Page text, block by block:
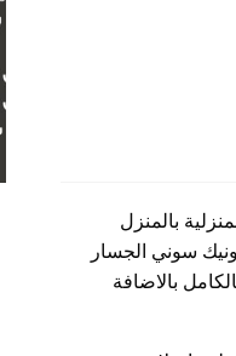
بالمنزل
سوني الجسار
بالاضافة